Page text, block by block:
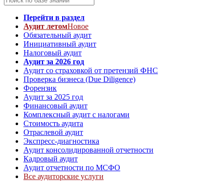
Перейти в раздел
Аудит летомНовое
Обязательный аудит
Инициативный аудит
Налоговый аудит
Аудит за 2026 год
Аудит со страховкой от претензий ФНС
Проверка бизнеса (Due Diligence)
Форензик
Аудит за 2025 год
Финансовый аудит
Комплексный аудит с налогами
Стоимость аудита
Отраслевой аудит
Экспресс-диагностика
Аудит консолидированной отчетности
Кадровый аудит
Аудит отчетности по МСФО
Все аудиторские услуги